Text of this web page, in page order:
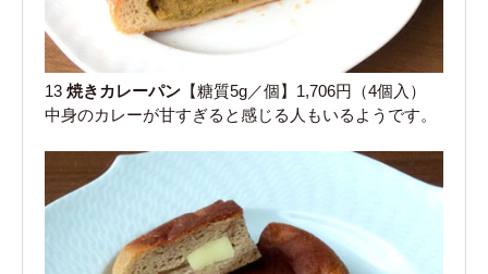
13 焼きカレーパン 【糖質5g／個】1,706円（4個入）
中身のカレーが甘すぎると感じる人もいるようです。